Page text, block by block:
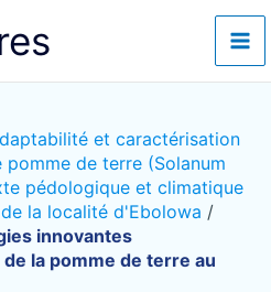
et caractérisation
de terre (Solanum
pédologique et climatique
la localité d'Ebolowa /
innovantes
la pomme de terre au